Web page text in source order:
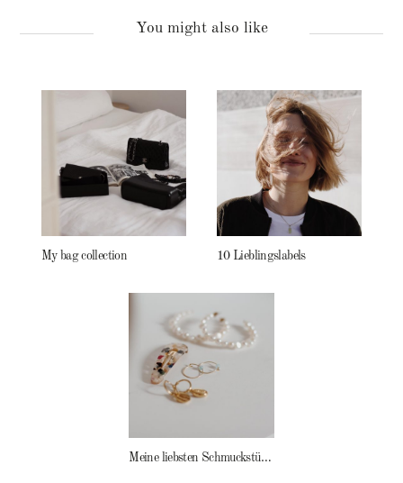
You might also like
My bag collection 10 Lieblingslabels
Meine liebsten Schmuckstücke